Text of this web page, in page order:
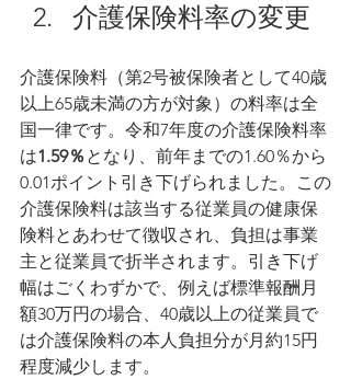
介護保険料率の変更
介護保険料（第2号被保険者として40歳
以上65歳未満の方が対象）の料率は全
国一律です。令和7年度の介護保険料率
は1.59％ となり、前年までの1.60％から
0.01ポイント引き下げられました​。この
介護保険料は該当する従業員の健康保
険料とあわせて徴収され、負担は事業
主と従業員で折半されます。引き下げ
幅はごくわずかで、例えば標準報酬月
額30万円の場合、40歳以上の従業員で
は介護保険料の本人負担分が月約15円
程度減少します。